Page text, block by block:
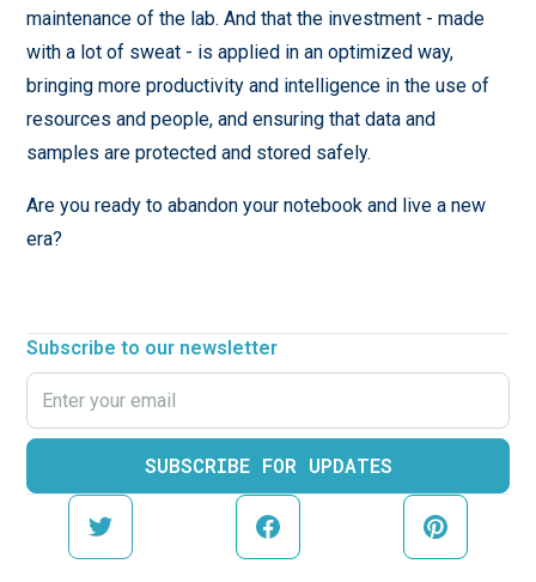
Subscribe to our newsletter
maintenance of the lab. And that the investment - made
with a lot of sweat - is applied in an optimized way,
bringing more productivity and intelligence in the use of
resources and people, and ensuring that data and
samples are protected and stored safely.
Are you ready to abandon your notebook and live a new
era?